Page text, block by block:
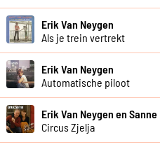
Erik Van Neygen
Als je trein vertrekt
Erik Van Neygen
Automatische piloot
Erik Van Neygen en Sanne
Circus Zjelja